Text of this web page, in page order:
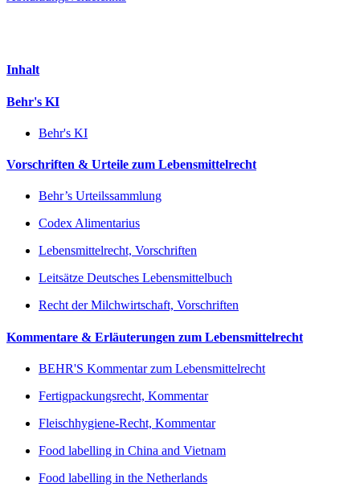
Inhalt
Behr's KI
Behr's KI
Vorschriften & Urteile zum Lebensmittelrecht
Behr’s Urteilssammlung
Codex Alimentarius
Lebensmittelrecht, Vorschriften
Leitsätze Deutsches Lebensmittelbuch
Recht der Milchwirtschaft, Vorschriften
Kommentare & Erläuterungen zum Lebensmittelrecht
BEHR'S Kommentar zum Lebensmittelrecht
Fertigpackungsrecht, Kommentar
Fleischhygiene-Recht, Kommentar
Food labelling in China and Vietnam
Food labelling in the Netherlands